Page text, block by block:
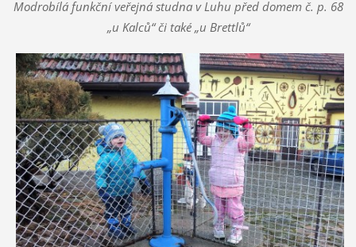
Modrobílá funkční veřejná studna v Luhu před domem č. p. 68
„u Kalců“ či také „u Brettlů“